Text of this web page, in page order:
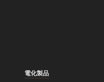
電化製品